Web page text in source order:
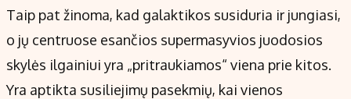
Taip pat žinoma, kad galaktikos susiduria ir jungiasi,
o jų centruose esančios supermasyvios juodosios
skylės ilgainiui yra „pritraukiamos“ viena prie kitos.
Yra aptikta susiliejimų pasekmių, kai vienos